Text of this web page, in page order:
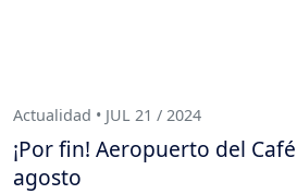
Actualidad • JUL 21 / 2024
¡Por fin! Aeropuerto del
agosto